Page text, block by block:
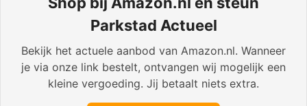
Parkstad Actueel
Bekijk het actuele aanbod van Amazon.nl. Wanneer
je via onze link bestelt, ontvangen wij mogelijk een
kleine vergoeding. Jij betaalt niets extra.